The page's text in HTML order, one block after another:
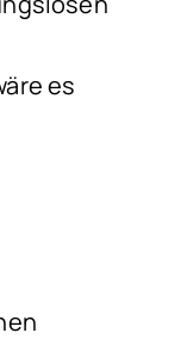
es